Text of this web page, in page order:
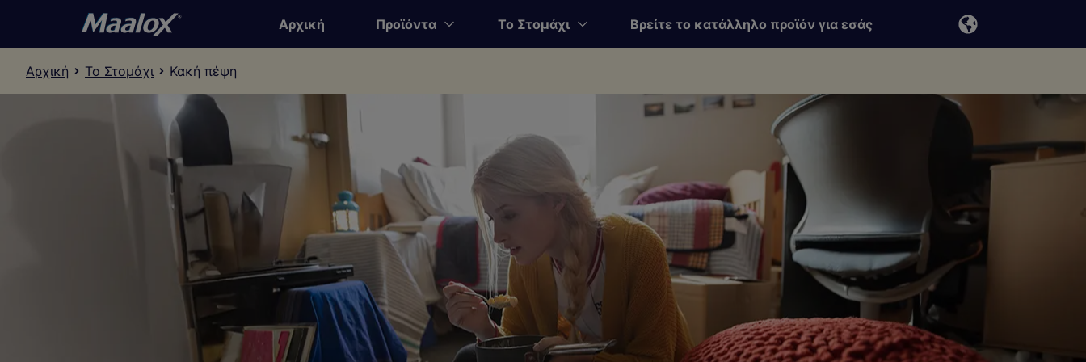
Αρχική Προϊόντα Το Στομάχι Βρείτε το κατάλληλο προϊόν για εσάς
Αρχική Το Στομάχι Κακή πέψη